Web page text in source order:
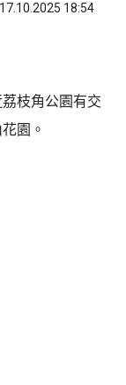
18:54
枝角公園有交
園。